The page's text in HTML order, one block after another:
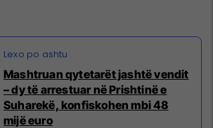
Mashtruan qytetarët jashtë vendit
– dy të arrestuar në Prishtinë e
Suharekë, konfiskohen mbi 48
mijë euro